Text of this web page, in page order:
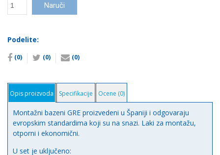
OKRUGLI
(K3000NNE)
количина
Naruči
Podelite:
(0) (0) (0)
Opis proizvoda Specifikacije Ocene (0)
Montažni bazeni GRE proizvedeni u Španiji i odgovaraju
evropskim standardima koji su na snazi. Laki za montažu,
otporni i ekonomični.
U set je uključeno: